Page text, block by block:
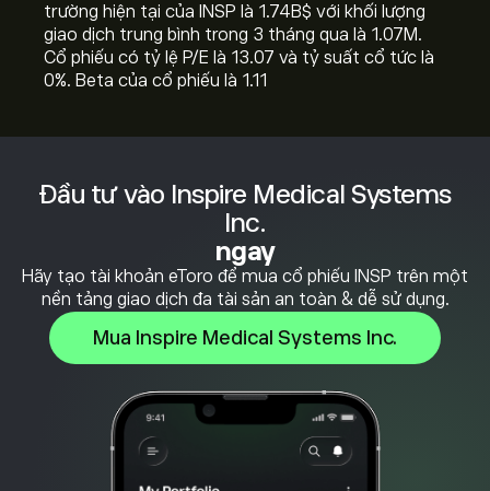
Đầu tư vào Inspire Medical Systems
Inc.
ngay
Hãy tạo tài khoản eToro để mua cổ phiếu INSP trên một
nền tảng giao dịch đa tài sản an toàn & dễ sử dụng.
Mua Inspire Medical Systems Inc.
trường hiện tại của INSP là 1.74B‎$‎ với khối lượng
giao dịch trung bình trong 3 tháng qua là 1.07M.
Cổ phiếu có tỷ lệ P/E là 13.07 và tỷ suất cổ tức là
0%. Beta của cổ phiếu là 1.11